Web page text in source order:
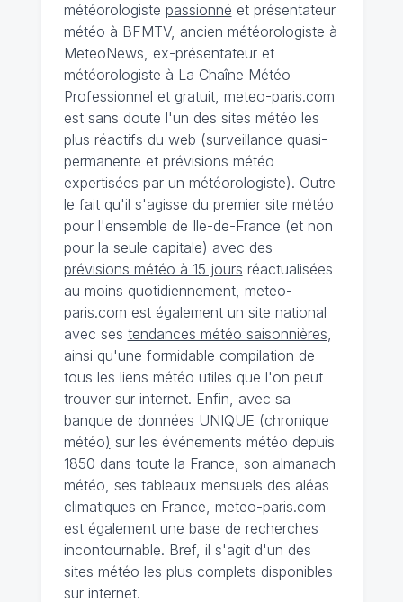
météorologiste passionné et présentateur
météo à BFMTV, ancien météorologiste à
MeteoNews, ex-présentateur et
météorologiste à La Chaîne Météo
Professionnel et gratuit, meteo-paris.com
est sans doute l'un des sites météo les
plus réactifs du web (surveillance quasi-
permanente et prévisions météo
expertisées par un météorologiste). Outre
le fait qu'il s'agisse du premier site météo
pour l'ensemble de Ile-de-France (et non
pour la seule capitale) avec des
prévisions météo à 15 jours réactualisées
au moins quotidiennement, meteo-
paris.com est également un site national
avec ses tendances météo saisonnières,
ainsi qu'une formidable compilation de
tous les liens météo utiles que l'on peut
trouver sur internet. Enfin, avec sa
banque de données UNIQUE (chronique
météo) sur les événements météo depuis
1850 dans toute la France, son almanach
météo, ses tableaux mensuels des aléas
climatiques en France, meteo-paris.com
est également une base de recherches
incontournable. Bref, il s'agit d'un des
sites météo les plus complets disponibles
sur internet.